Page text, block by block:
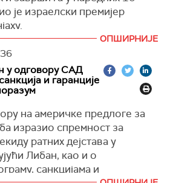
је израелски премијер
на питање да ли
америчке финансијске
премијер је потврдно
сам то председнику САД
изјавио је Нетанјаху.
да његова влада жели да
подршку,
компоненту војне
ОПШИРНИЈЕ
у одговору САД
и гаранције
на америчке предлоге за
изразио спремност за
ратних дејстава у
Либан, као и о
санкцијама и